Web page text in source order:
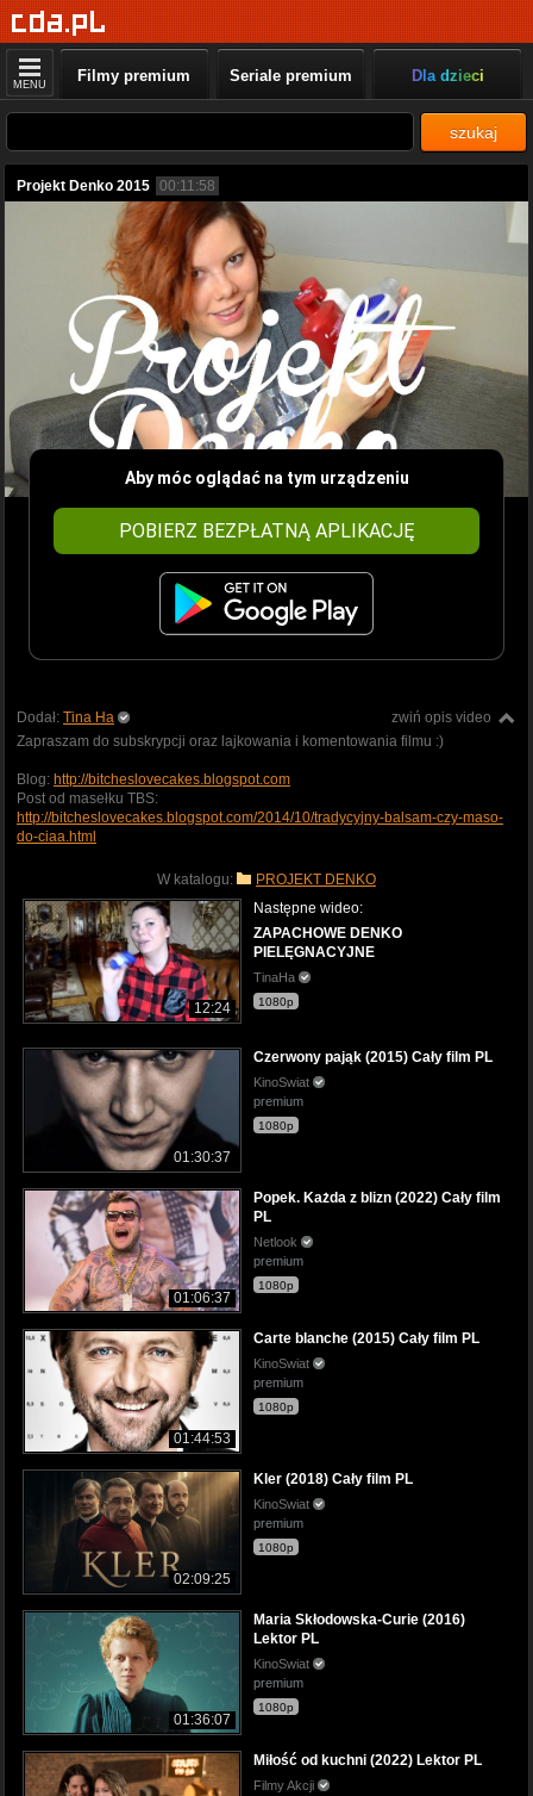
MENU Filmy premium Seriale premium Dla dzieci
szukaj
Projekt Denko 2015 00:11:58
Aby móc oglądać na tym urządzeniu
POBIERZ BEZPŁATNĄ APLIKACJĘ
zwiń opis video
Dodał: Tina Ha
Zapraszam do subskrypcji oraz lajkowania i komentowania filmu :)
Blog: http://bitcheslovecakes.blogspot.com
Post od masełku TBS:
http://bitcheslovecakes.blogspot.com/2014/10/tradycyjny-balsam-czy-maso-
do-ciaa.html
W katalogu: PROJEKT DENKO
12:24
Następne wideo:
ZAPACHOWE DENKO
PIELĘGNACYJNE
TinaHa
1080p
01:30:37
Czerwony pająk (2015) Cały film PL
KinoSwiat
premium
1080p
01:06:37
Popek. Każda z blizn (2022) Cały film
PL
Netlook
premium
1080p
01:44:53
Carte blanche (2015) Cały film PL
KinoSwiat
premium
1080p
02:09:25
Kler (2018) Cały film PL
KinoSwiat
premium
1080p
01:36:07
Maria Skłodowska-Curie (2016)
Lektor PL
KinoSwiat
premium
1080p
Miłość od kuchni (2022) Lektor PL
Filmy Akcji